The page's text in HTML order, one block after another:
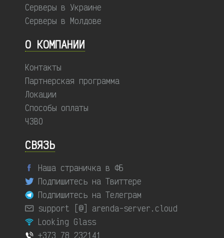
Серверы в Украине
Серверы в Молдове
О КОМПАНИИ
Контакты
Партнерская программа
Локации
Способы оплаты
ЧЗВО
СВЯЗЬ
Наша страничка в ФБ
Подпишитесь на Твиттере
Подпишитесь на Телеграм
support [@] arenda-server.cloud
Looking Glass
+373 78 232141